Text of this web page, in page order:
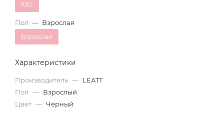
XXL
Пол — Взрослая
Взрослая
Характеристики
Производитель — LEATT
Пол — Взрослый
Цвет — Черный